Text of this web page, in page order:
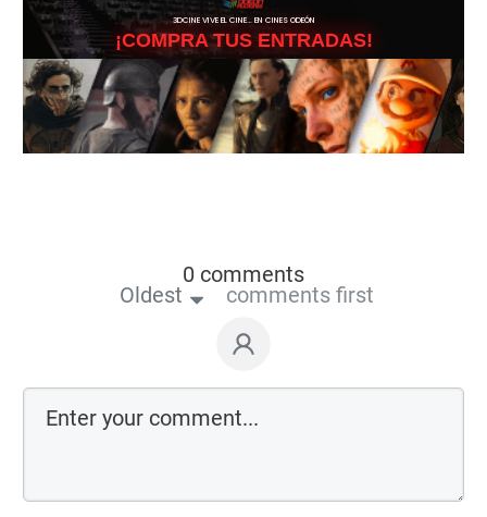
3DCINE VIVE EL CINE… EN CINES ODEÓN
¡COMPRA TUS ENTRADAS!
0 comments
Oldest comments first